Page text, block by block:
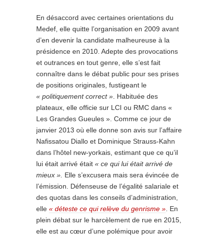
En désaccord avec certaines orientations du
Medef, elle quitte l’organisation en 2009 avant
d’en devenir la candidate malheureuse à la
présidence en 2010. Adepte des provocations
et outrances en tout genre, elle s’est fait
connaître dans le débat public pour ses prises
de positions originales, fustigeant le
« politiquement correct ». Habituée des
plateaux, elle officie sur LCI ou RMC dans «
Les Grandes Gueules ». Comme ce jour de
janvier 2013 où elle donne son avis sur l’affaire
Nafissatou Diallo et Dominique Strauss-Kahn
dans l’hôtel new-yorkais, estimant que ce qu’il
lui était arrivé était « ce qui lui était arrivé de
mieux ». Elle s’excusera mais sera évincée de
l’émission. Défenseuse de l’égalité salariale et
des quotas dans les conseils d’administration,
elle « déteste ce qui relève du genrisme ». En
plein débat sur le harcèlement de rue en 2015,
elle est au cœur d’une polémique pour avoir